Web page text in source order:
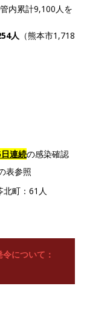
内累計9,100人を
人 （熊本市1,718
連続の感染確認
表参照
町：61人
令について ：